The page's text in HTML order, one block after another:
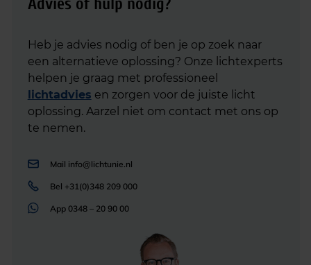
Advies of hulp nodig?
Heb je advies nodig of ben je op zoek naar
een alternatieve oplossing? Onze lichtexperts
helpen je graag met professioneel
lichtadvies en zorgen voor de juiste licht
oplossing. Aarzel niet om contact met ons op
te nemen.
Mail info@lichtunie.nl
Bel +31(0)348 209 000
App 0348 – 20 90 00